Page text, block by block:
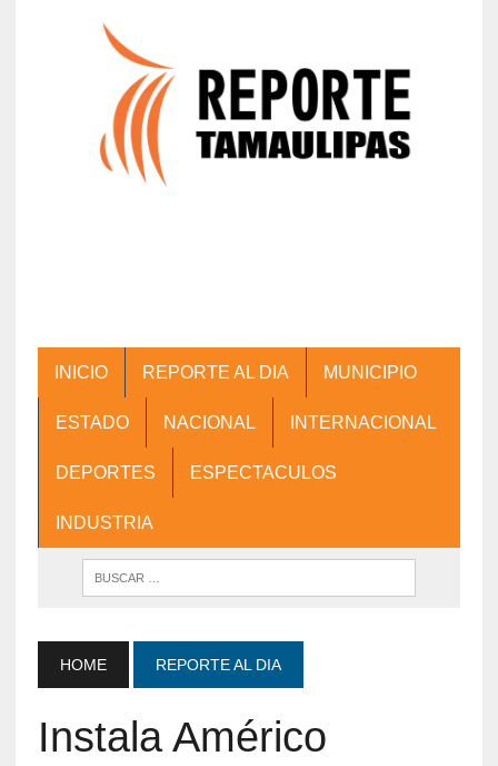
INICIO REPORTE AL DIA MUNICIPIO
ESTADO NACIONAL INTERNACIONAL
DEPORTES ESPECTACULOS
INDUSTRIA
HOME REPORTE AL DIA
Instala Américo